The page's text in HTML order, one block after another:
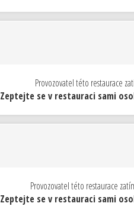
Provozovatel této restaurace
Zeptejte se v restauraci sami
Provozovatel této restaurace
Zeptejte se v restauraci sami